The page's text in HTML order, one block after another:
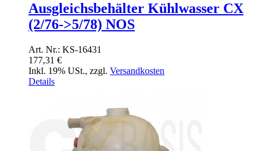
Ausgleichsbehälter Kühlwasser CX
(2/76->5/78) NOS
Art. Nr.: KS-16431
177,31 €
Inkl. 19% USt., zzgl. Versandkosten
Details